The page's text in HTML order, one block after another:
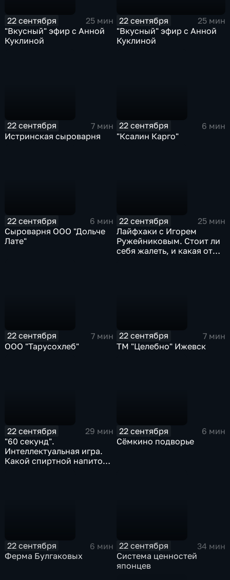
22 сентября
25 мин
"Вкусный" эфир с Анной
Куклиной
22 сентября
25 мин
"Вкусный" эфир с Анной
Куклиной
22 сентября
7 мин
Истринская сыроварня
22 сентября
6 мин
"Ксалин Карго"
22 сентября
6 мин
Сыроварня ООО "Дольче
Лате"
22 сентября
25 мин
Лайфхаки с Игорем
Ружейниковым. Стоит ли
себя жалеть, и какая от
22 сентября
7 мин
ООО "Тарусохлеб"
22 сентября
7 мин
ТМ "Целебно" Ижевск
22 сентября
29 мин
"60 секунд".
Интеллектуальная игра.
Какой спиртной напиток
22 сентября
6 мин
Сёмкино подворье
22 сентября
6 мин
Ферма Булгаковых
22 сентября
34 мин
Система ценностей
японцев